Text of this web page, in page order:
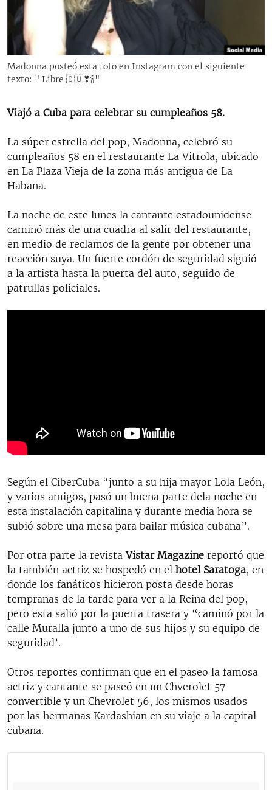
RADIO MARTÍ
ESPECIALES
ESPECIALES
LA REALIDAD DE LA VIVIENDA EN CUBA
KENTU-CUBANO
LOS SANTOS DE HIALEAH
DESINFORMACIÓN RUSA EN AMÉRICA LATINA
LA INVASIÓN DE RUSIA A UCRANIA
MULTIMEDIA
EDITORIALES
SÍGUENOS
Madonna posteó esta foto en Instagram con el siguiente
texto: " Libre 🇨🇺❣🍾"
Viajó a Cuba para celebrar su cumpleaños 58.
La súper estrella del pop, Madonna, celebró su
cumpleaños 58 en el restaurante La Vitrola, ubicado
en La Plaza Vieja de la zona más antigua de La
Habana.
La noche de este lunes la cantante estadounidense
caminó más de una cuadra al salir del restaurante,
en medio de reclamos de la gente por obtener una
reacción suya. Un fuerte cordón de seguridad siguió
a la artista hasta la puerta del auto, seguido de
patrullas policiales.
Según el CiberCuba “junto a su hija mayor Lola León,
y varios amigos, pasó un buena parte dela noche en
esta instalación capitalina y durante media hora se
subió sobre una mesa para bailar música cubana”.
Por otra parte la revista Vistar Magazine reportó que
la también actriz se hospedó en el hotel Saratoga, en
donde los fanáticos hicieron posta desde horas
tempranas de la tarde para ver a la Reina del pop,
pero esta salió por la puerta trasera y “caminó por la
calle Muralla junto a uno de sus hijos y su equipo de
seguridad’.
Otros reportes confirman que en el paseo la famosa
actriz y cantante se paseó en un Chverolet 57
convertible y un Chevrolet 56, los mismos usados
por las hermanas Kardashian en su viaje a la capital
cubana.